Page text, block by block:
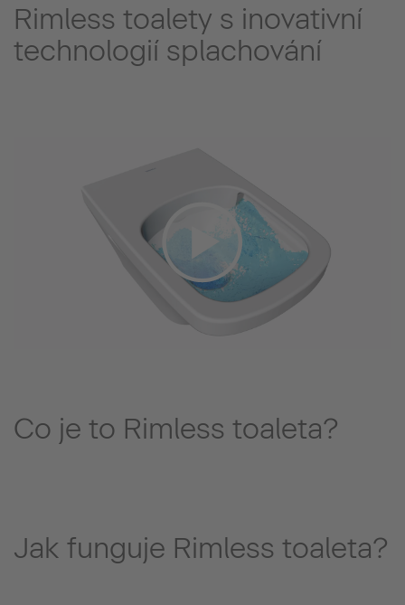
Rimless toalety s inovativní
technologií splachování
Co je to Rimless toaleta?
Jak funguje Rimless toaleta?